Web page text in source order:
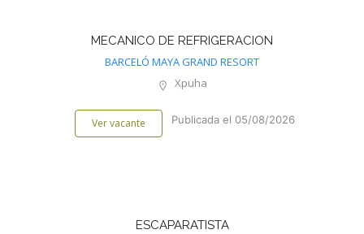
MECANICO DE REFRIGERACION
BARCELÓ MAYA GRAND RESORT
Xpuha
Ver vacante Publicada el 05/08/2026
ESCAPARATISTA